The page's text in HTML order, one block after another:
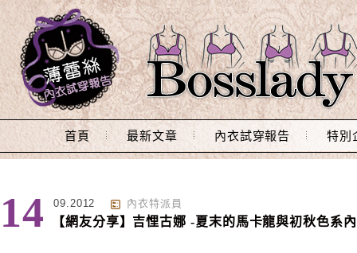
Main Menu
首頁 最新文章 內衣試穿報告 特別
14 09.2012 內衣特派員
【網友分享】吉悝古娜 -夏末的馬卡龍與初秋色系